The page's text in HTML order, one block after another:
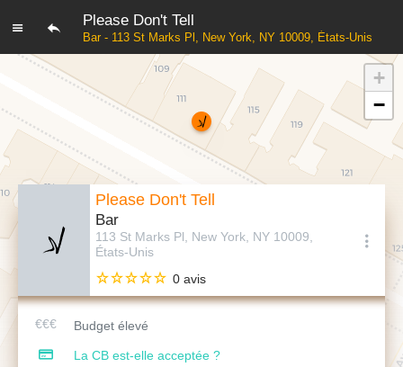
Please Don't Tell
Bar - 113 St Marks Pl, New York, NY 10009, États-Unis
Please Don't Tell
Bar
113 St Marks Pl, New York, NY 10009,
États-Unis
0 avis
Budget élevé
La CB est-elle acceptée ?
+
−